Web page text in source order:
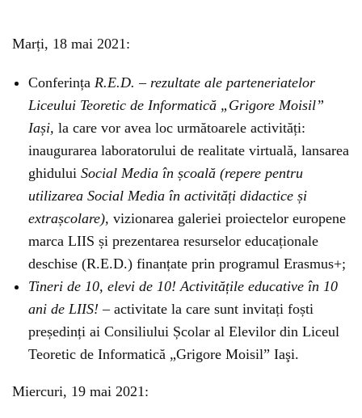
Marți, 18 mai 2021:
Conferința R.E.D. – rezultate ale parteneriatelor
Liceului Teoretic de Informatică „Grigore Moisil”
Iași, la care vor avea loc următoarele activități:
inaugurarea laboratorului de realitate virtuală, lansarea
ghidului Social Media în școală (repere pentru
utilizarea Social Media în activități didactice și
extrașcolare), vizionarea galeriei proiectelor europene
marca LIIS și prezentarea resurselor educaționale
deschise (R.E.D.) finanțate prin programul Erasmus+;
Tineri de 10, elevi de 10! Activitățile educative în 10
ani de LIIS! – activitate la care sunt invitați foști
președinți ai Consiliului Școlar al Elevilor din Liceul
Teoretic de Informatică „Grigore Moisil” Iaşi.
Miercuri, 19 mai 2021: